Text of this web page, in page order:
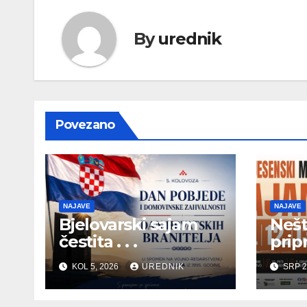
Byurednik
Povezano
NAJAVE
Bjelovarski sajam
čestita . . .
KOL 5, 2026 UREDNIK
NAJAVE
SRP